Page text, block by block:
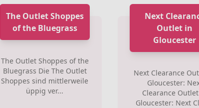
The Outlet Shoppes
of the Bluegrass
The Outlet Shoppes of the
Bluegrass Die The Outlet
Shoppes sind mittlerweile
üppig ver...
Next
Outlet in
Gloucester
Next Clearance
Gloucester:
Clearance
Gloucester: Next